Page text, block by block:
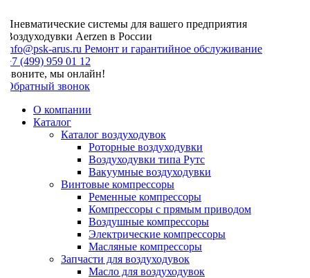
системы для вашего предприятия
Aerzen в России
arus.ruРемонт и гарантийное обслуживание
(499) 959 01 12
мы онлайн!
звонок
О компании
Каталог
Каталог воздуходувок
Роторные воздуходувки
Воздуходувки типа Рутс
Вакуумные воздуходувки
Винтовые компрессоры
Ременные компрессоры
Компрессоры с прямым приводом
Воздушные компрессоры
Электрические компрессоры
Масляные компрессоры
Запчасти для воздуходувок
Масло для воздуходувок